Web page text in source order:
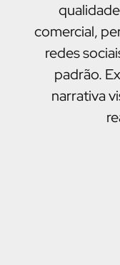
comercial,
redes
padrão.
narrativa